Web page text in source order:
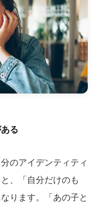
る
のアイデンティティ
、「自分だけのも
ります。「あの子と